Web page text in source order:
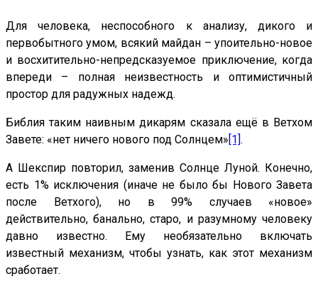
Для человека, неспособного к анализу, дикого и
первобытного умом, всякий майдан – упоительно-новое
и восхитительно-непредсказуемое приключение, когда
впереди – полная неизвестность и оптимистичный
простор для радужных надежд.
Библия таким наивным дикарям сказала ещё в Ветхом
Завете: «нет ничего нового под Солнцем» [1] .
А Шекспир повторил, заменив Солнце Луной. Конечно,
есть 1% исключения (иначе не было бы Нового Завета
после Ветхого), но в 99% случаев «новое»
действительно, банально, старо, и разумному человеку
давно известно. Ему необязательно включать
известный механизм, чтобы узнать, как этот механизм
сработает.